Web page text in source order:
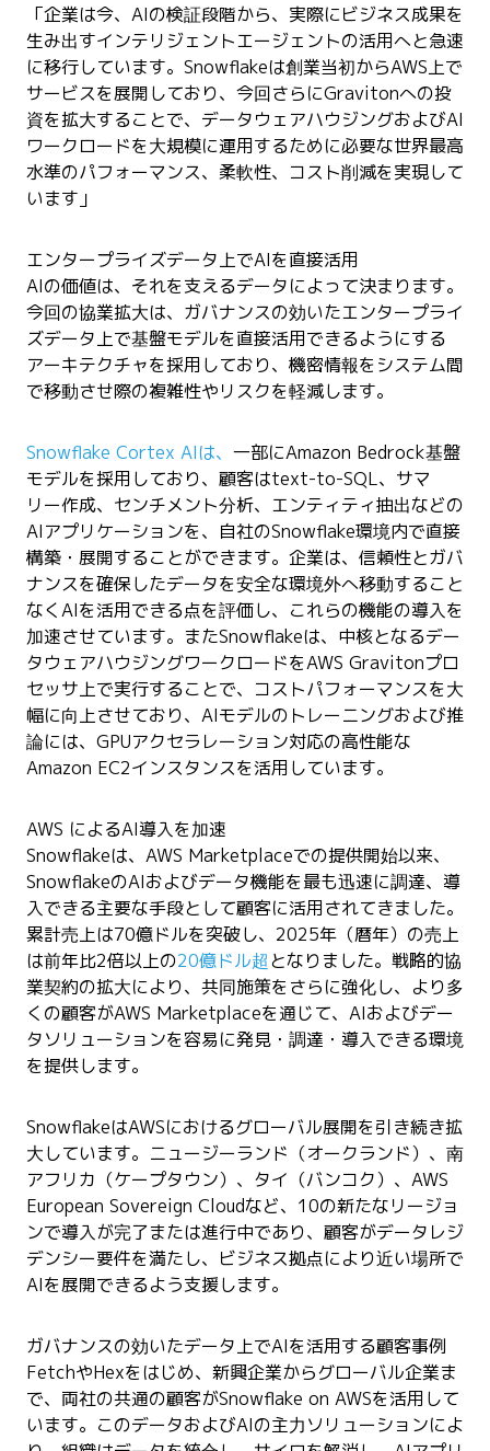
「企業は今、AIの検証段階から、実際にビジネス成果を
生み出すインテリジェントエージェントの活用へと急速
に移行しています。Snowflakeは創業当初からAWS上で
サービスを展開しており、今回さらにGravitonへの投
資を拡大することで、データウェアハウジングおよびAI
ワークロードを大規模に運用するために必要な世界最高
水準のパフォーマンス、柔軟性、コスト削減を実現して
います」
エンタープライズデータ上でAIを直接活用
AIの価値は、それを支えるデータによって決まります。
今回の協業拡大は、ガバナンスの効いたエンタープライ
ズデータ上で基盤モデルを直接活用できるようにする
アーキテクチャを採用しており、機密情報をシステム間
で移動させ際の複雑性やリスクを軽減します。
Snowflake Cortex AIは、 一部にAmazon Bedrock基盤
モデルを採用しており、顧客はtext-to-SQL、サマ
リー作成、センチメント分析、エンティティ抽出などの
AIアプリケーションを、自社のSnowflake環境内で直接
構築・展開することができます。企業は、信頼性とガバ
ナンスを確保したデータを安全な環境外へ移動すること
なくAIを活用できる点を評価し、これらの機能の導入を
加速させています。またSnowflakeは、中核となるデー
タウェアハウジングワークロードをAWS Gravitonプロ
セッサ上で実行することで、コストパフォーマンスを大
幅に向上させており、AIモデルのトレーニングおよび推
論には、GPUアクセラレーション対応の高性能な
Amazon EC2インスタンスを活用しています。
AWS によるAI導入を加速
Snowflakeは、AWS Marketplaceでの提供開始以来、
SnowflakeのAIおよびデータ機能を最も迅速に調達、導
入できる主要な手段として顧客に活用されてきました。
累計売上は70億ドルを突破し、2025年（暦年）の売上
は前年比2倍以上の20億ドル超となりました。戦略的協
業契約の拡大により、共同施策をさらに強化し、より多
くの顧客がAWS Marketplaceを通じて、AIおよびデー
タソリューションを容易に発見・調達・導入できる環境
を提供します。
SnowflakeはAWSにおけるグローバル展開を引き続き拡
大しています。ニュージーランド（オークランド）、南
アフリカ（ケープタウン）、タイ（バンコク）、AWS
European Sovereign Cloudなど、10の新たなリージョ
ンで導入が完了または進行中であり、顧客がデータレジ
デンシー要件を満たし、ビジネス拠点により近い場所で
AIを展開できるよう支援します。
ガバナンスの効いたデータ上でAIを活用する顧客事例
FetchやHexをはじめ、新興企業からグローバル企業ま
で、両社の共通の顧客がSnowflake on AWSを活用して
います。このデータおよびAIの主力ソリューションによ